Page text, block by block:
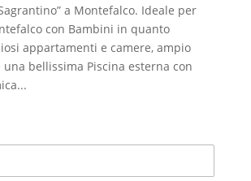
a Montefalco. Ideale per
con Bambini in quanto
appartamenti e camere, ampio
una bellissima Piscina esterna con